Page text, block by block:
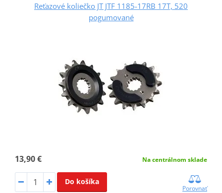
Reťazové koliečko JT JTF 1185-17RB 17T, 520
pogumované
13,90 € Na centrálnom sklade
Do košíka
Porovnať